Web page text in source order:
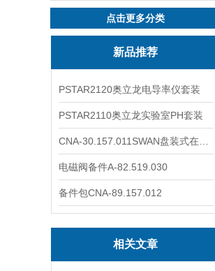
点击更多分类
新品推荐
PSTAR2120奥立龙电导率仪套装
PSTAR2110奥立龙实验室PH套装
电磁阀备件A-82.519.030
备件包CNA-89.157.012
相关文章